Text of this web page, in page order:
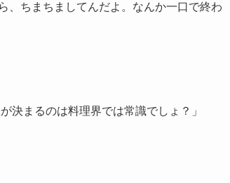
、ちまちましてんだよ。なんか一口で終わ
決まるのは料理界では常識でしょ？」